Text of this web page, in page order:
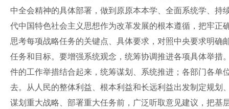
中全会精神的具体部署，做到原原本本学、全面系统学、
代中国特色社会主义思想作为改革发展的根本遵循，把牢
思考每项战略任务的关键点、具体要求，对照中央要求明
任务和目标。要增强系统观念，统筹协调推进各项具体举
件的工作举措结合起来，统筹谋划、系统推进；各部门各
去。从人民的整体利益、根本利益和长远利益出发制定规
谋划重大战略、部署重大任务前，广泛听取意见建议，把